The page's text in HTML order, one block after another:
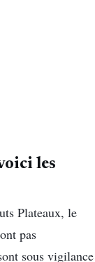
les
Plateaux, le
pas
sous vigilance